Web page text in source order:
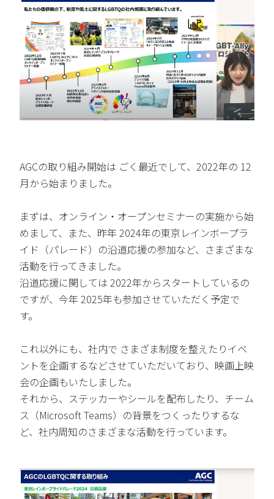
AGCの取り組み開始は ごく最近でして、2022年の 12
月から始まりました。
まずは、オンライン・オープンセミナーの実施から始
めまして、また、昨年 2024年の東京レインボープラ
イド（パレード）の沿道応援の参加など、さまざまな
活動を行ってきました。
沿道応援に関しては 2022年からスタートしているの
ですが、今年 2025年も参加させていただく予定で
す。
これ以外にも、社内で さまざま制度を整えたりイベ
ントを企画するなどさせていただいており、映画上映
会の企画もいたしました。
それから、ステッカーやシールを配布したり、チーム
ス（Microsoft Teams）の背景をつくったりするな
ど、社内周知のさまざまな活動を行っています。